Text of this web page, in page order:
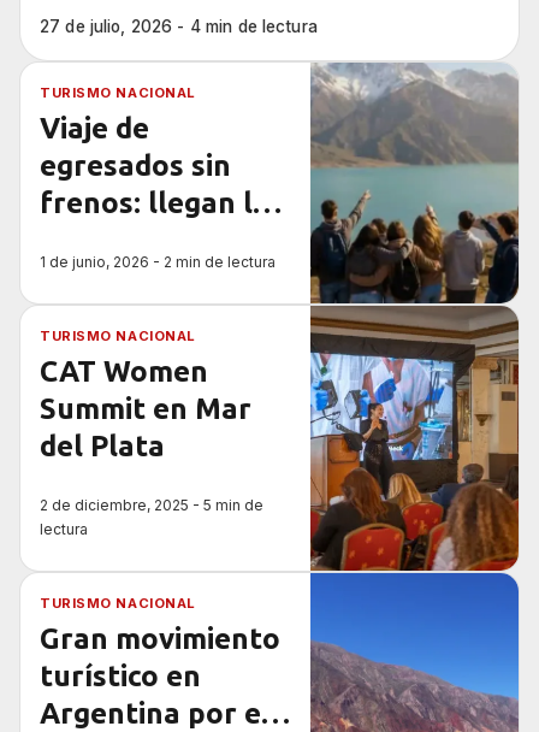
Milongas a Buenos
Aires
27 de julio, 2026 - 4 min de lectura
TURISMO NACIONAL
Viaje de
egresados sin
frenos: llegan las
para recorrer
Argentina
1 de junio, 2026 - 2 min de lectura
TURISMO NACIONAL
CAT Women
Summit en Mar
del Plata
2 de diciembre, 2025 - 5 min de
lectura
TURISMO NACIONAL
Gran movimiento
turístico en
Argentina por el